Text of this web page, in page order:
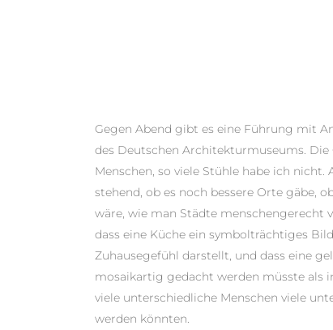
Gegen Abend gibt es eine Führung mit
des Deutschen Architekturmuseums.
Menschen, so viele Stühle habe ich nicht.
stehend, ob es noch bessere Orte gäbe,
wäre, wie man Städte menschengerecht
dass eine Küche ein symbolträchtiges
Zuhausegefühl darstellt, und dass eine
mosaikartig gedacht werden müsste als
viele unterschiedliche Menschen viele
werden könnten.